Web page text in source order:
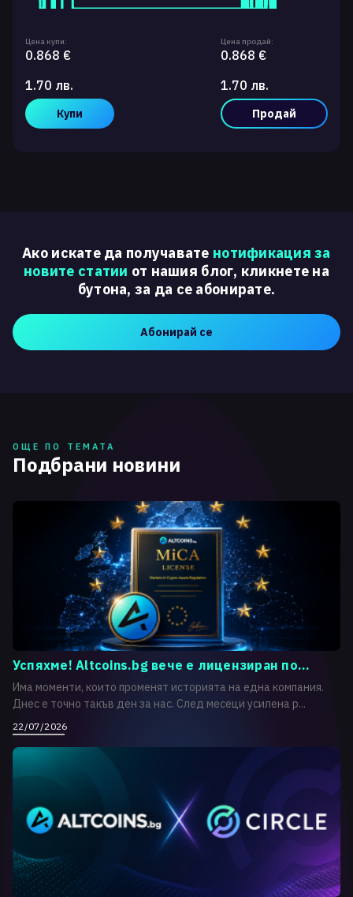
Цена купи:
0.868 €
1.70 лв.
Купи
Цена продай:
0.868 €
1.70 лв.
Продай
Ако искате да получавате нотификация за
новите статии от нашия блог, кликнете на
бутона, за да се абонирате.
Абонирай се
ОЩЕ ПО ТЕМАТА
Подбрани новини
Успяхме! Altcoins.bg вече е лицензиран по...
Има моменти, които променят историята на една компания.
Днес е точно такъв ден за нас. След месеци усилена р...
22/07/2026